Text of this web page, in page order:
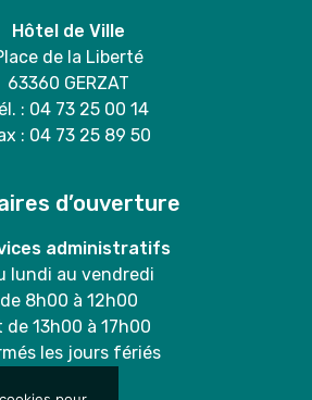
Hôtel de Ville
de la Liberté
63360 GERZAT
: 04 73 25 00 14
: 04 73 25 89 50
d’ouverture
administratifs
lundi au vendredi
de 8h00 à 12h00
de 13h00 à 17h00
les jours fériés